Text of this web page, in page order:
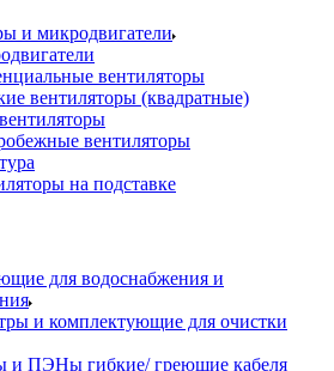
и микродвигатели
вентиляторы
вентиляторы (квадратные)
вентиляторы
на подставке
для водоснабжения и
и комплектующие для очистки
ПЭНы гибкие/ греющие кабеля